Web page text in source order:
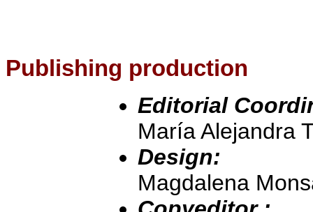
Publishing production
Editorial
María Alejandra
Design:
Magdalena